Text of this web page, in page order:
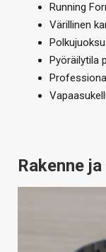
Running
Värillinen
Pyöräilytila
Rakenne